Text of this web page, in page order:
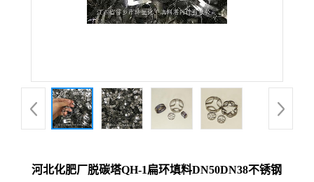
河北化肥厂脱碳塔QH-1扁环填料DN50DN38不锈钢